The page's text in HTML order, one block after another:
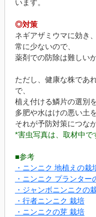
います。
◎対策
ネギアザミウマに効き
常に少ないので、
薬剤での防除は難しい
ただし、健康な株であ
で、
植え付ける鱗片の選別
多肥や水はけの悪い土
それが予防対策につな
*害虫写真は、取材中で
■参考
・ニンニク 地植えの栽
・ニンニク プランター
・ジャンボニンニクの
・行者ニンニク 栽培
・ニンニクの芽 栽培